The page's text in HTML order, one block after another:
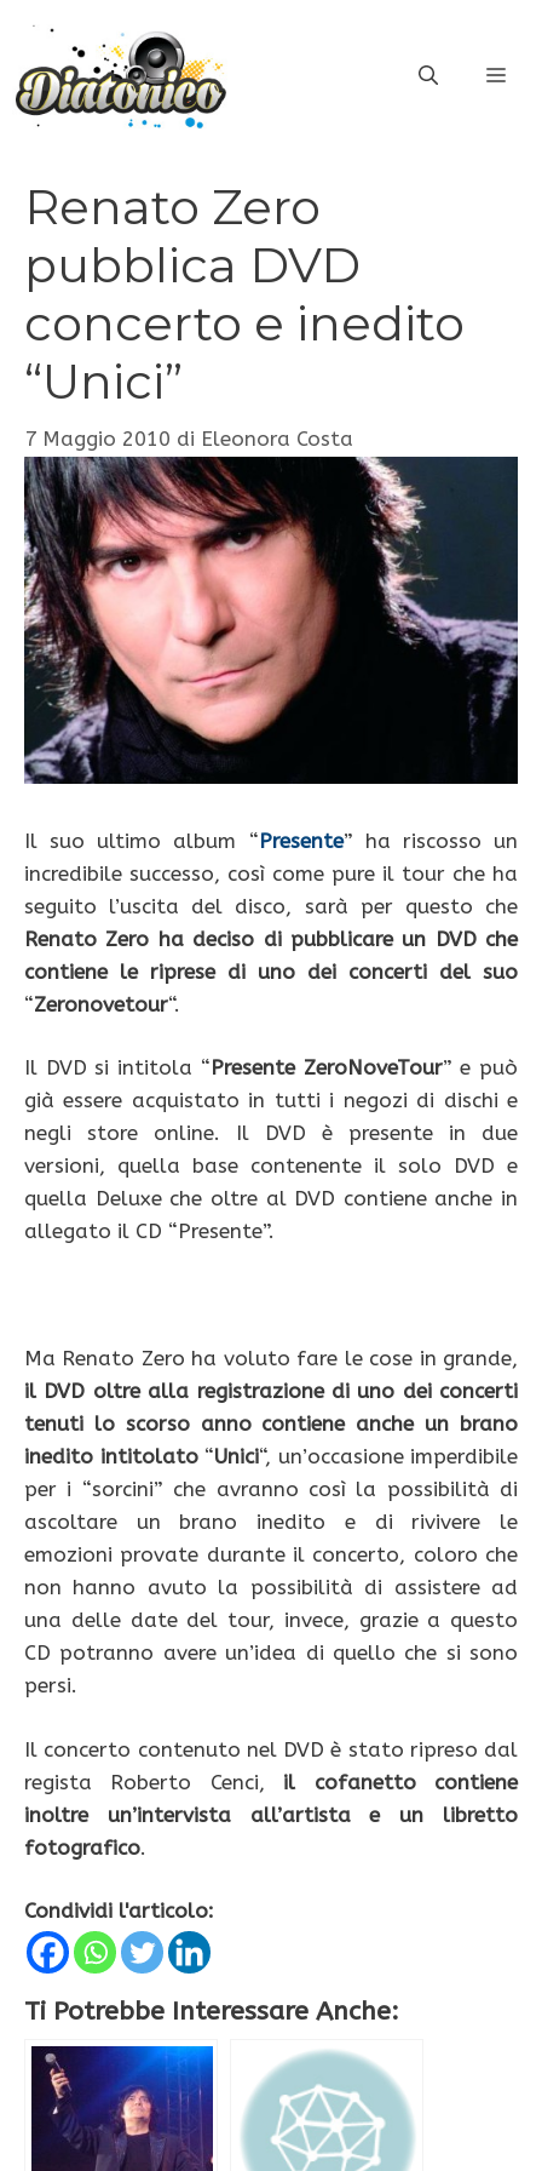
contenuto
Renato Zero
pubblica DVD
concerto e inedito
“Unici”
7 Maggio 2010 di Eleonora Costa
Il suo ultimo album “Presente” ha riscosso un
incredibile successo, così come pure il tour che ha
seguito l’uscita del disco, sarà per questo che
Renato Zero ha deciso di pubblicare un DVD che
contiene le riprese di uno dei concerti del suo
“Zeronovetour“.
Il DVD si intitola “Presente ZeroNoveTour” e può
già essere acquistato in tutti i negozi di dischi e
negli store online. Il DVD è presente in due
versioni, quella base contenente il solo DVD e
quella Deluxe che oltre al DVD contiene anche in
allegato il CD “Presente”.
Ma Renato Zero ha voluto fare le cose in grande,
il DVD oltre alla registrazione di uno dei concerti
tenuti lo scorso anno contiene anche un brano
inedito intitolato“Unici“, un’occasione imperdibile
per i “sorcini” che avranno così la possibilità di
ascoltare un brano inedito e di rivivere le
emozioni provate durante il concerto, coloro che
non hanno avuto la possibilità di assistere ad
una delle date del tour, invece, grazie a questo
CD potranno avere un’idea di quello che si sono
persi.
Il concerto contenuto nel DVD è stato ripreso dal
regista Roberto Cenci, il cofanetto contiene
inoltre un’intervista all’artista e un libretto
fotografico.
Condividi l'articolo:
Ti Potrebbe Interessare Anche: